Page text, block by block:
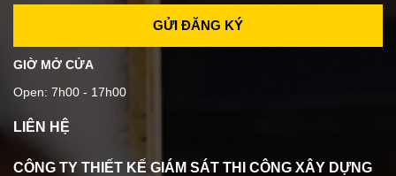
GIỜ MỞ CỬA
Open: 7h00 - 17h00
LIÊN HỆ
CÔNG TY THIẾT KẾ GIÁM SÁT THI CÔNG XÂY DỰNG